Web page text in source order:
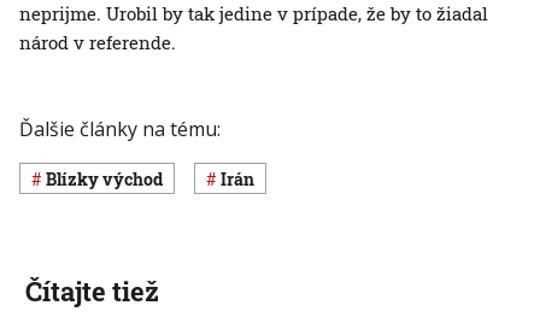
neprijme. Urobil by tak jedine v prípade, že by to žiadal
národ v referende.
Ďalšie články na tému:
Blízky východ Irán
Čítajte tiež